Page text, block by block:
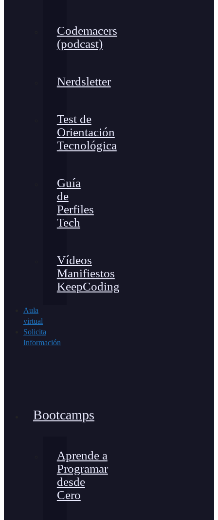
Codemacers
(podcast)
Nerdsletter
Test de
Orientación
Tecnológica
Guía
de
Perfiles
Tech
Vídeos
Manifiestos
KeepCoding
Aula
virtual
Solicita
Información
Bootcamps
Aprende a
Programar
desde
Cero